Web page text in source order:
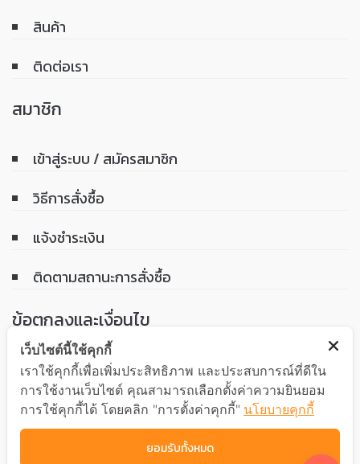
สินค้า
ติดต่อเรา
สมาชิก
เข้าสู่ระบบ / สมัครสมาชิก
วิธีการสั่งซื้อ
แจ้งชำระเงิน
ติดตามสถานะการสั่งซื้อ
ข้อตกลงและเงื่อนไข
เงื่อนไขการรับประกันสินค้า
นโยบายความเป็นส่วนตัว
เว็บไซต์นี้ใช้คุกกี้
เราใช้คุกกี้เพื่อเพิ่มประสิทธิภาพ และประสบการณ์ที่ดีใน
การใช้งานเว็บไซต์ คุณสามารถเลือกตั้งค่าความยินยอม
การใช้คุกกี้ได้ โดยคลิก "การตั้งค่าคุกกี้" นโยบายคุกกี้
ยอมรับทั้งหมด